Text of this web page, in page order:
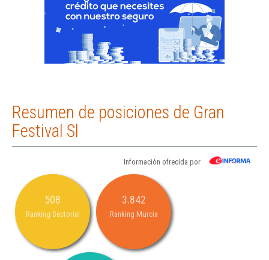
Resumen de posiciones de Gran
Festival Sl
Información ofrecida por
508
Ranking Sectorial
3.842
Ranking Murcia